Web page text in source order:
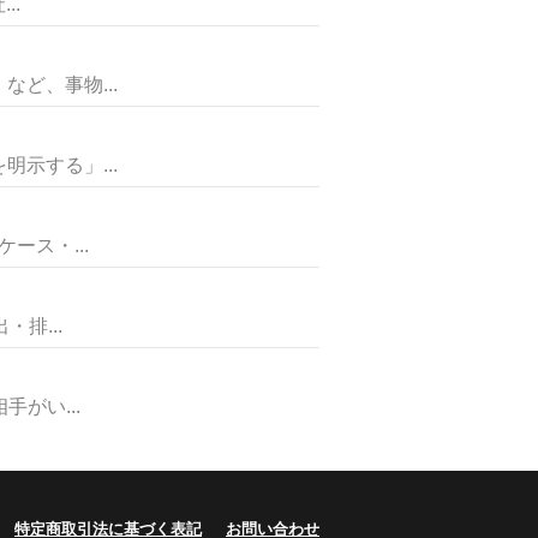
ど、事物...
示する」...
ース・...
排...
がい...
特定商取引法に基づく表記 お問い合わせ